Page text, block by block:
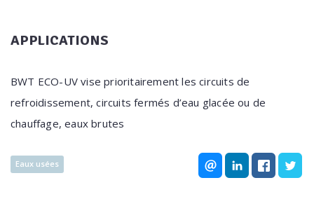
APPLICATIONS
BWT ECO-UV vise prioritairement les circuits de
refroidissement, circuits fermés d’eau glacée ou de
chauffage, eaux brutes
Eaux usées